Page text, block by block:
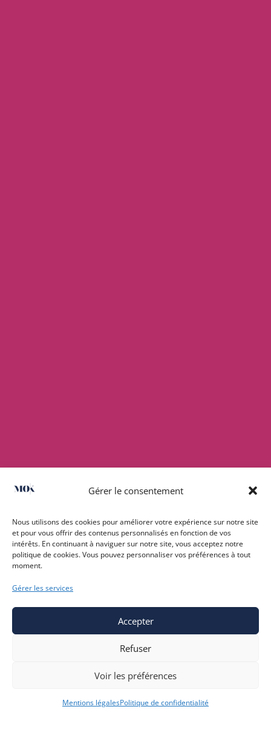
Gérer le consentement
Nous utilisons des cookies pour améliorer votre expérience sur notre site
et pour vous offrir des contenus personnalisés en fonction de vos
intérêts. En continuant à naviguer sur notre site, vous acceptez notre
politique de cookies. Vous pouvez personnaliser vos préférences à tout
moment.
Gérer les services
Accepter
Refuser
Voir les préférences
Mentions légalesPolitique de confidentialité